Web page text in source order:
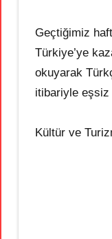
Geçtiğimiz
Türkiye’ye
okuyarak
itibariyle eşsiz
Kültür ve